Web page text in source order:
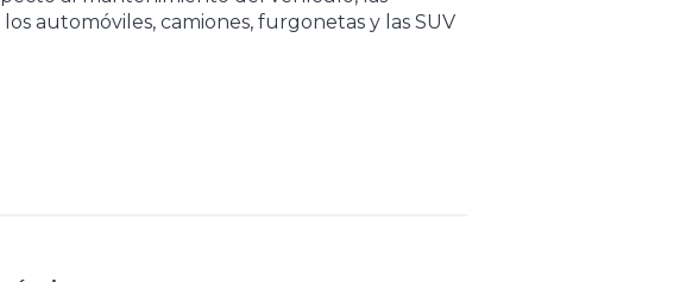
automóviles, camiones, furgonetas y las SUV